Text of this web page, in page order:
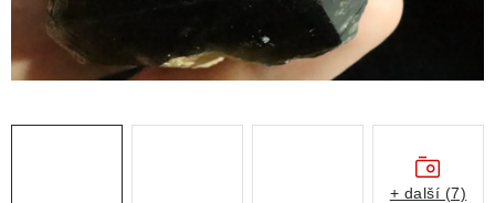
NÁŠ PŘÍBĚH
VIDEOGALERIE
+ další (7)